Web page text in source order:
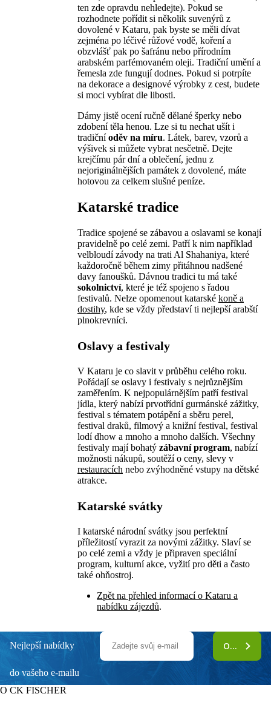
ten zde opravdu nehledejte). Pokud se
rozhodnete pořídit si několik suvenýrů z
dovolené v Kataru, pak byste se měli dívat
zejména po léčivé růžové vodě, koření a
obzvlášť pak po šafránu nebo přírodním
arabském parfémovaném oleji. Tradiční umění a
řemesla zde fungují dodnes. Pokud si potrpíte
na dekorace a designové výrobky z cest, budete
si moci vybírat dle libosti.
Dámy jistě ocení ručně dělané šperky nebo
zdobení těla henou. Lze si tu nechat ušít i
tradičníoděv na míru. Látek, barev, vzorů a
výšivek si můžete vybrat nesčetně. Dejte
krejčímu pár dní a oblečení, jednu z
nejoriginálnějších památek z dovolené, máte
hotovou za celkem slušné peníze.
Katarské tradice
Tradice spojené se zábavou a oslavami se konají
pravidelně po celé zemi. Patří k nim například
velbloudí závody na trati Al Shahaniya, které
každoročně během zimy přitáhnou nadšené
davy fanoušků. Dávnou tradici tu má také
sokolnictví, které je též spojeno s řadou
festivalů. Nelze opomenout katarské koně a
dostihy, kde se vždy představí ti nejlepší arabští
plnokrevníci.
Oslavy a festivaly
V Kataru je co slavit v průběhu celého roku.
Pořádají se oslavy i festivaly s nejrůznějším
zaměřením. K nejpopulárnějším patří festival
jídla, který nabízí prvotřídní gurmánské zážitky,
festival s tématem potápění a sběru perel,
festival draků, filmový a knižní festival, festival
lodí dhow a mnoho a mnoho dalších. Všechny
festivaly mají bohatý zábavní program, nabízí
možnosti nákupů, soutěží o ceny, slevy v
restauracích nebo zvýhodněné vstupy na dětské
atrakce.
Katarské svátky
I katarské národní svátky jsou perfektní
příležitostí vyrazit za novými zážitky. Slaví se
po celé zemi a vždy je připraven speciální
program, kulturní akce, vyžití pro děti a často
také ohňostroj.
Zpět na přehled informací o Kataru a
nabídku zájezdů.
Nejlepší nabídky
do vašeho e-mailu
ODEBÍRAT
O CK FISCHER